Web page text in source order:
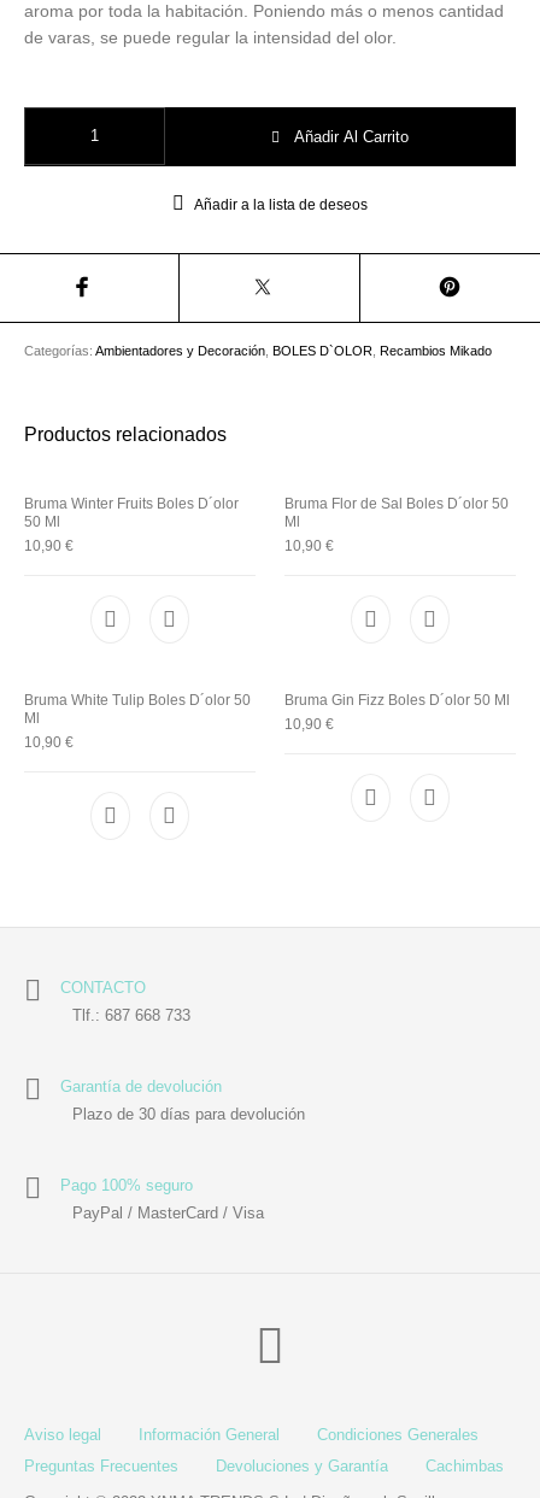
aroma por toda la habitación. Poniendo más o menos cantidad
de varas, se puede regular la intensidad del olor.
Añadir Al Carrito
Añadir a la lista de deseos
Categorías:Ambientadores y Decoración ,BOLES D`OLOR ,Recambios Mikado
Productos relacionados
Bruma Winter Fruits Boles D´olor
50 Ml
10,90€
Bruma Flor de Sal Boles D´olor 50
Ml
10,90 €
Bruma White Tulip Boles D´olor 50
Ml
10,90€
Bruma Gin Fizz Boles D´olor 50 Ml
10,90 €
CONTACTO
Tlf.: 687 668 733
Garantía de devolución
Plazo de 30 días para devolución
Pago 100% seguro
PayPal / MasterCard / Visa
Aviso legal Información General
Condiciones Generales
Preguntas Frecuentes
Devoluciones y Garantía
Cachimbas